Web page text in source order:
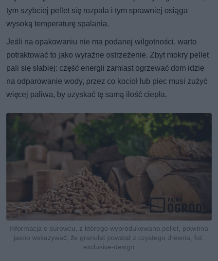
tym szybciej pellet się rozpala i tym sprawniej osiąga
wysoką temperaturę spalania.
Jeśli na opakowaniu nie ma podanej wilgotności, warto
potraktować to jako wyraźne ostrzeżenie. Zbyt mokry pellet
pali się słabiej: część energii zamiast ogrzewać dom idzie
na odparowanie wody, przez co kocioł lub piec musi zużyć
więcej paliwa, by uzyskać tę samą ilość ciepła.
Informacja o surowcu, z którego wyprodukowano pellet, powinna
jasno wskazywać, że granulat powstał z czystego drewna, fot.
exclusive-design